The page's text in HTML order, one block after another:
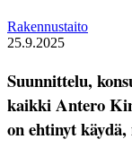
Rakennustaito
25.9.2025
Suunnittelu,
kaikki Antero
on ehtinyt